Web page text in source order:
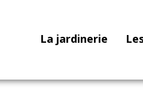
La jardinerie